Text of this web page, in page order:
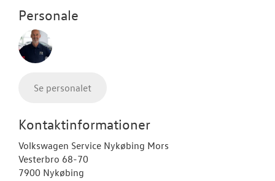
Personale
Se personalet
Kontaktinformationer
Volkswagen Service Nykøbing Mors
Vesterbro 68-70
7900 Nykøbing